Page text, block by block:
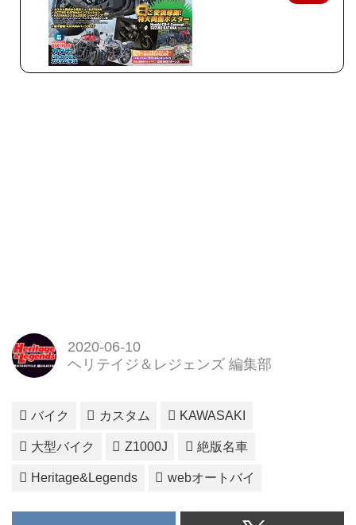
2020-06-10
ヘリテイジ＆レジェンズ 編集部
バイク カスタム KAWASAKI
大型バイク Z1000J 絶版名車
Heritage&Legends webオートバイ